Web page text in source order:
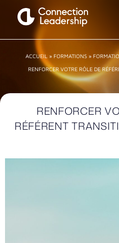
ACCUEIL » FORMATIONS»
RENFORCER VOTRE RÔLE DE
RENFORCER
RÉFÉRENT